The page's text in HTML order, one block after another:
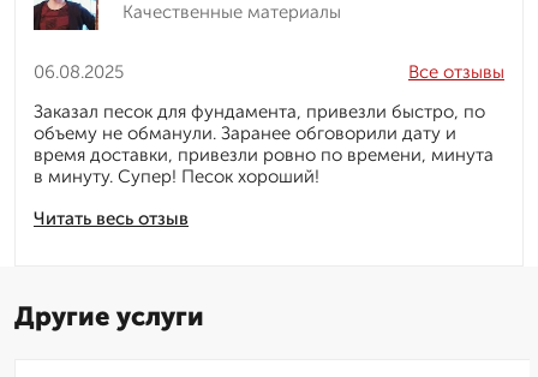
Качественные материалы
06.08.2025
Читать весь отзыв
Все отзывы
Заказал песок для фундамента, привезли быстро, по
объему не обманули. Заранее обговорили дату и
время доставки, привезли ровно по времени, минута
в минуту. Супер! Песок хороший!
Другие услуги